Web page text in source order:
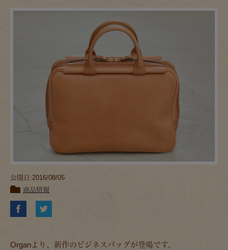
公開日:2016/08/05
商品情報
Organより、新作のビジネスバッグが登場です。